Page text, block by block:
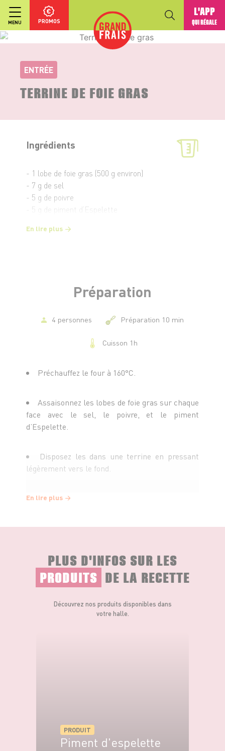
MENU PROMOS
L'APP
QUI RÉGALE
ENTRÉE
TERRINE DE FOIE GRAS
Ingrédients
- 1 lobe de foie gras (500 g environ)
- 7 g de sel
- 5 g de poivre
- 5 g de piment d’Espelette
En lire plus
Préparation
4 personnes Préparation 10 min
Cuisson 1h
Préchauffez le four à 160°C.
Assaisonnez les lobes de foie gras sur chaque
face avec le sel, le poivre, et le piment
d’Espelette.
Disposez les dans une terrine en pressant
légèrement vers le fond.
Faites cuire les lobes dans une terrine au
de déguster.
En lire plus
PLUS D'INFOS SUR LES
PRODUITS DE LA RECETTE
Découvrez nos produits disponibles dans
votre halle.
PRODUIT
Piment d'espelette